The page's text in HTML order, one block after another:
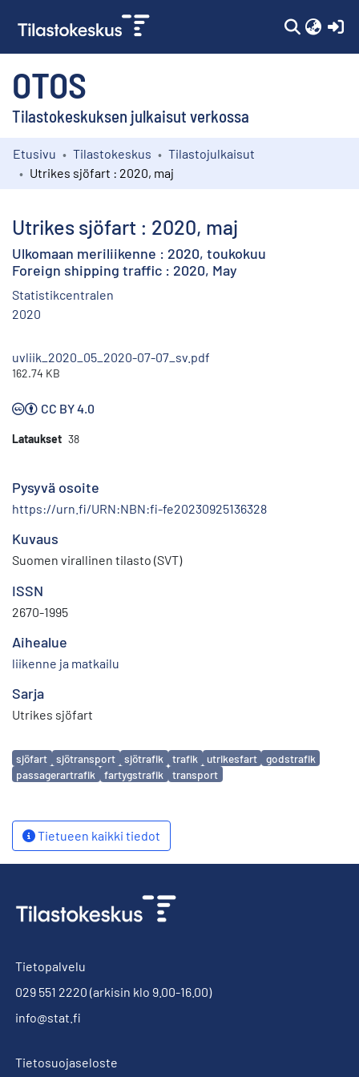
OTOS
Tilastokeskuksen julkaisut verkossa
Kokoelmat
Etusivu Tilastokeskus
Tilastojulkaisut
Utrikes sjöfart : 2020, maj
Utrikes sjöfart : 2020, maj
Ulkomaan meriliikenne : 2020, toukokuu
Foreign shipping traffic : 2020, May
Statistikcentralen
2020
uvliik_2020_05_2020-07-07_sv.pdf
162.74 KB
CC BY 4.0
Lataukset 38
Pysyvä osoite
https://urn.fi/URN:NBN:fi-fe20230925136328
Kuvaus
Suomen virallinen tilasto (SVT)
ISSN
2670-1995
Aihealue
liikenne ja matkailu
Sarja
Utrikes sjöfart
Avainsanat
sjöfart sjötransport sjötrafik trafik utrikesfart
godstrafik
passagerartrafik
fartygstrafik transport
Tietueen kaikki tiedot
Tietopalvelu
029 551 2220 (arkisin klo 9.00-16.00)
info@stat.fi
Tietosuojaseloste